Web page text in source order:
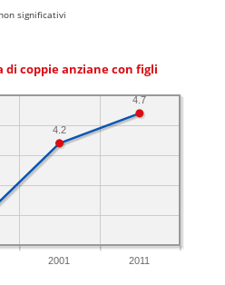
significativi
di coppie anziane con figli
2001 2011
4.7
4.2